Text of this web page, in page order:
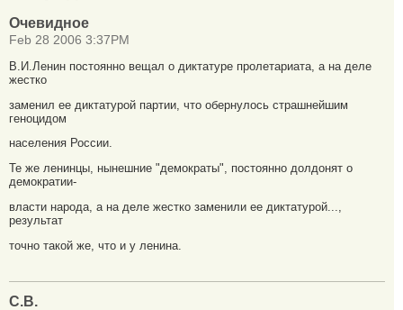
Очевидное
Feb 28 2006 3:37PM
В.И.Ленин постоянно вещал о диктатуре пролетариата, а на деле
жестко
заменил ее диктатурой партии, что обернулось страшнейшим
геноцидом
населения России.
Те же ленинцы, нынешние "демократы", постоянно долдонят о
демократии-
власти народа, а на деле жестко заменили ее диктатурой...,
результат
точно такой же, что и у ленина.
С.В.